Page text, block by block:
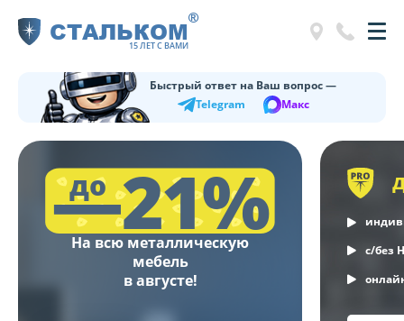
СТАЛЬКОМ
15 ЛЕТ С ВАМИ
®
Быстрый ответ на Ваш вопрос —
Telegram
Макс
до
—21%
На всю металлическую
мебель
в августе!
с/без